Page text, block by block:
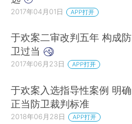
2017年04月01日 APP打开
于欢案二审改判五年 构成防
卫过当
2017年06月23日 APP打开
于欢案入选指导性案例 明确
正当防卫裁判标准
2018年06月28日 APP打开